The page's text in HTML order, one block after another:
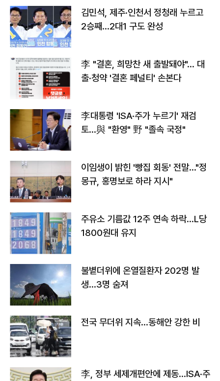
김민석, 제주·인천서 정청래 누르고
2승째…2대1 구도 완성
李 "결혼, 희망찬 새 출발돼야"… 대
출·청약 '결혼 페널티' 손본다
李대통령 'ISA·주가 누르기' 재검
토…與 "환영" 野 "졸속 국정"
이임생이 밝힌 '빵집 회동' 전말…"정
몽규, 홍명보로 하라 지시"
주유소 기름값 12주 연속 하락…L당
1800원대 유지
불볕더위에 온열질환자 202명 발
생…3명 숨져
전국 무더위 지속…동해안 강한 비
李, 정부 세제개편안에 제동…ISA·주